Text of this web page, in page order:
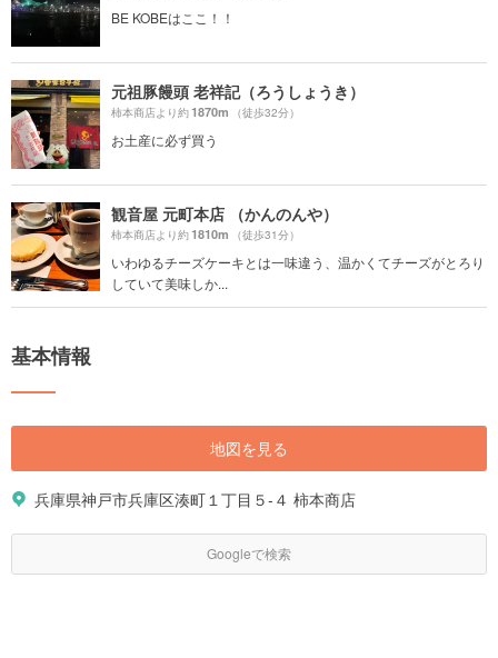
BE KOBEはここ！！
元祖豚饅頭 老祥記（ろうしょうき）
柿本商店より約1870m （徒歩32分）
お土産に必ず買う
観音屋 元町本店 （かんのんや）
柿本商店より約1810m （徒歩31分）
いわゆるチーズケーキとは一味違う、温かくてチーズがとろり
していて美味しか...
基本情報
地図を見る
兵庫県神戸市兵庫区湊町１丁目５-４ 柿本商店
Googleで検索